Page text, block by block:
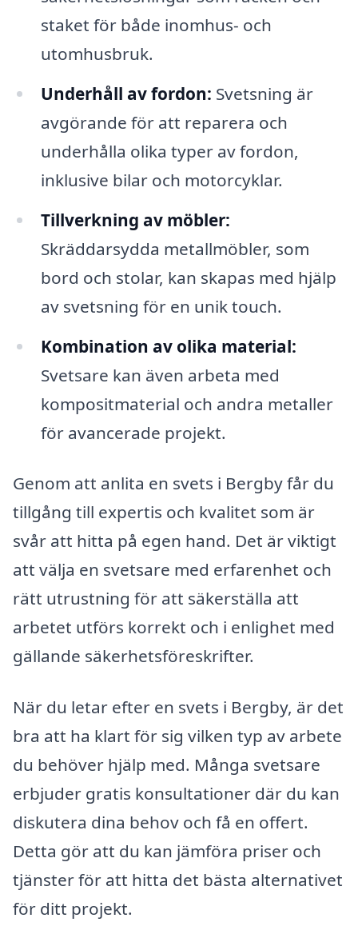
staket för både inomhus- och
utomhusbruk.
Underhåll av fordon: Svetsning är
avgörande för att reparera och
underhålla olika typer av fordon,
inklusive bilar och motorcyklar.
Tillverkning av möbler:
Skräddarsydda metallmöbler, som
bord och stolar, kan skapas med hjälp
av svetsning för en unik touch.
Kombination av olika material:
Svetsare kan även arbeta med
kompositmaterial och andra metaller
för avancerade projekt.
Genom att anlita en svets i Bergby får du
tillgång till expertis och kvalitet som är
svår att hitta på egen hand. Det är viktigt
att välja en svetsare med erfarenhet och
rätt utrustning för att säkerställa att
arbetet utförs korrekt och i enlighet med
gällande säkerhetsföreskrifter.
När du letar efter en svets i Bergby, är det
bra att ha klart för sig vilken typ av arbete
du behöver hjälp med. Många svetsare
erbjuder gratis konsultationer där du kan
diskutera dina behov och få en offert.
Detta gör att du kan jämföra priser och
tjänster för att hitta det bästa alternativet
för ditt projekt.